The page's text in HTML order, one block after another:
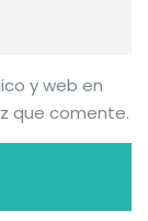
y web en
que comente.